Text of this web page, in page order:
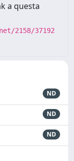
a questa
2158/37192
ND
ND
ND